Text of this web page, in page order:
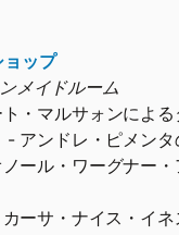
ョップ
メイドルーム
・マルサォンによ
- アンドレ・ピメン
ール・ワーグナー
ーサ・ナイス・イ